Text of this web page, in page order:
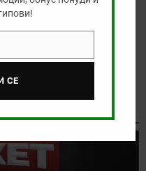
а ние ќе го
првенство
СЕ